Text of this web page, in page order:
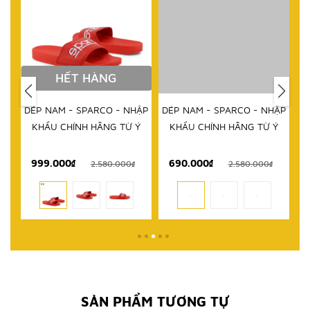
HẾT HÀNG
DÉP NAM - SPARCO - NHẬP
KHẨU CHÍNH HÃNG TỪ Ý
999.000₫ 2.580.000₫
DÉP NAM - SPARCO - NHẬP
KHẨU CHÍNH HÃNG TỪ Ý
690.000₫ 2.580.000₫
SẢN PHẨM TƯƠNG TỰ